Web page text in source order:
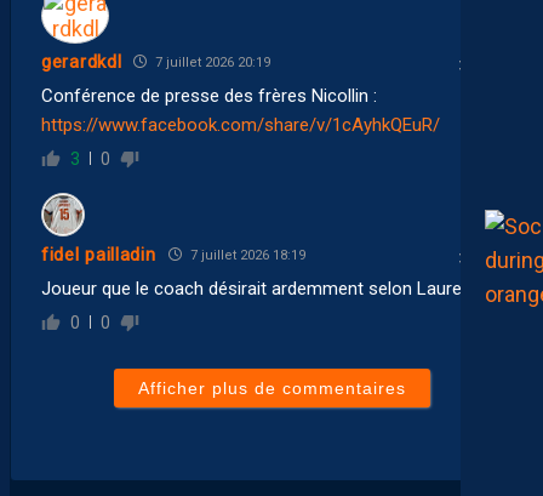
gerardkdl 7 juillet 2026 20:19
Conférence de presse des frères Nicollin :
https://www.facebook.com/share/v/1cAyhkQEuR/
3 0
fidel pailladin 7 juillet 2026 18:19
Joueur que le coach désirait ardemment selon Laurent
0 0
Afficher plus de commentaires